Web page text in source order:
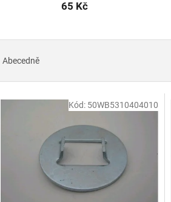
65 Kč
Abecedně
Kód: 50WB5310404010